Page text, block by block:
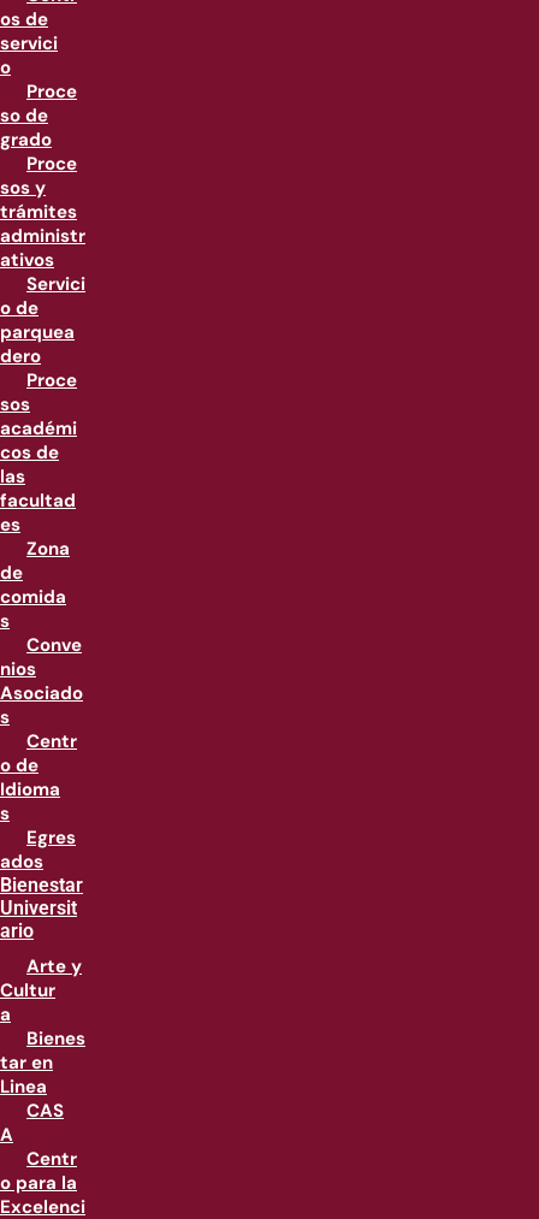
os de
servici
o
Proce
so de
grado
Proce
sos y
trámites
administr
ativos
Servici
o de
parquea
dero
Proce
sos
académi
cos de
las
facultad
es
Zona
de
comida
s
Conve
nios
Asociado
s
Centr
o de
Idioma
s
Egres
ados
Bienestar
Universit
ario
Arte y
Cultur
a
Bienes
tar en
Linea
CAS
A
Centr
o para la
Excelenci